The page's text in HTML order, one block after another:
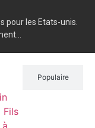
pour les Etats-unis.
Populaire